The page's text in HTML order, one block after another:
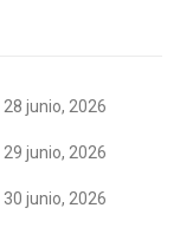
28 junio, 2026
29 junio, 2026
30 junio, 2026